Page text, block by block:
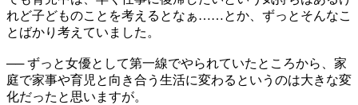
れど子どものことを考えるとなぁ……とか、ずっとそんなこ
とばかり考えていました。
── ずっと女優として第一線でやられていたところから、家
庭で家事や育児と向き合う生活に変わるというのは大きな変
化だったと思いますが。